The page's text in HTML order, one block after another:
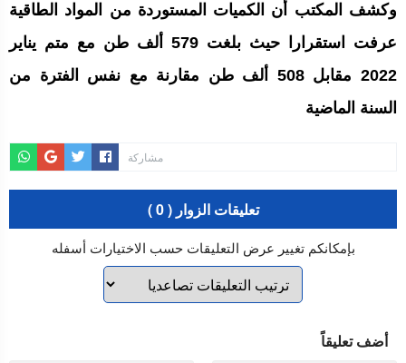
وكشف المكتب أن الكميات المستوردة من المواد الطاقية
عرفت استقرارا حيث بلغت 579 ألف طن مع متم يناير
2022 مقابل 508 ألف طن مقارنة مع نفس الفترة من
السنة الماضية
مشاركة
تعليقات الزوار ( 0 )
بإمكانكم تغيير عرض التعليقات حسب الاختيارات أسفله
أضف تعليقاً